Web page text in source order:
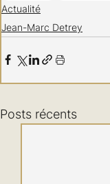
Actualité
Jean-Marc Detrey
Posts récents